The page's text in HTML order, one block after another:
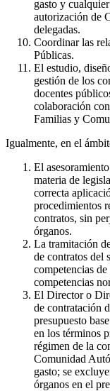
gasto y
autorización de
delegadas.
Coordinar las
Públicas.
El estudio,
gestión de los
docentes
colaboración
Familias y
Igualmente, en el
El
materia de
correcta
procedimientos
contratos, sin
órganos.
La tramitación
de contratos del
competencias
competencias
El Director o
de contratación
presupuesto
en los términos
régimen de la
Comunidad
gasto; se
órganos en el